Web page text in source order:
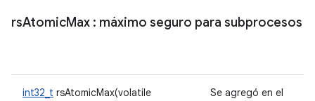
rsAtomicMax : máximo seguro para subprocesos
int32_t rsAtomicMax(volatile
Se agregó en el